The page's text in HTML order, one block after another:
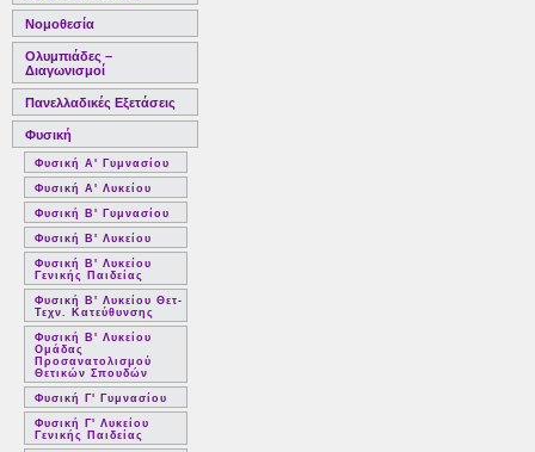
Νομοθεσία
Ολυμπιάδες –
Διαγωνισμοί
Πανελλαδικές Εξετάσεις
Φυσική
Φυσική Α' Γυμνασίου
Φυσική Α' Λυκείου
Φυσική Β' Γυμνασίου
Φυσική Β' Λυκείου
Φυσική Β' Λυκείου
Γενικής Παιδείας
Φυσική Β' Λυκείου Θετ-
Τεχν. Κατεύθυνσης
Φυσική Β' Λυκείου
Ομάδας
Προσανατολισμού
Θετικών Σπουδών
Φυσική Γ' Γυμνασίου
Φυσική Γ' Λυκείου
Γενικής Παιδείας